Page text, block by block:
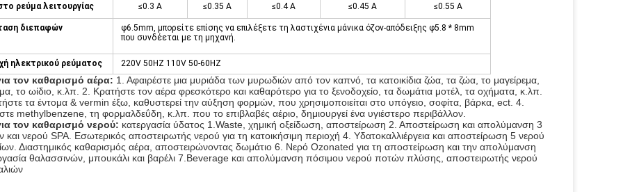
ρεύμα λειτουργίας
≤0.3 Α ≤0.35 Α ≤0.4 Α ≤0.45 Α ≤0.55 Α
διεπαφών
φ6.5mm, μπορείτε επίσης να επιλέξετε τη λαστιχένια μάνικα όζον-απόδειξης φ5.8 * 8mm
που συνδέεται με τη μηχανή.
ηλεκτρικού ρεύματος 220V 50HZ 110V 50-60HZ
τον καθαρισμό αέρα: 1. Αφαιρέστε μια μυριάδα των μυρωδιών από τον καπνό, τα κατοικίδια ζώα, τα ζώα, το μαγείρεμα,
το ωίδιο, κ.λπ. 2. Κρατήστε τον αέρα φρεσκότερο και καθαρότερο για το ξενοδοχείο, τα δωμάτια μοτέλ, τα οχήματα, κ.λπ.
τα έντομα & vermin έξω, καθυστερεί την αύξηση φορμών, που χρησιμοποιείται στο υπόγειο, σοφίτα, βάρκα, ect. 4.
methylbenzene, τη φορμαλδεΰδη, κ.λπ. που το επιβλαβές αέριο, δημιουργεί ένα υγιέστερο περιβάλλον.
τον καθαρισμό νερού: κατεργασία ύδατος 1.Waste, χημική οξείδωση, αποστείρωση 2. Αποστείρωση και απολύμανση 3
και νερού SPA. Εσωτερικός αποστειρωτής νερού για τη κατοικήσιμη περιοχή 4. Υδατοκαλλιέργεια και αποστείρωση 5 νερού
Διαστημικός καθαρισμός αέρα, αποστειρώνοντας δωμάτιο 6. Νερό Ozonated για τη αποστείρωση και την απολύμανση
θαλασσινών, μπουκάλι και βαρέλι 7.Beverage και απολύμανση πόσιμου νερού ποτών πλύσης, αποστειρωτής νερού